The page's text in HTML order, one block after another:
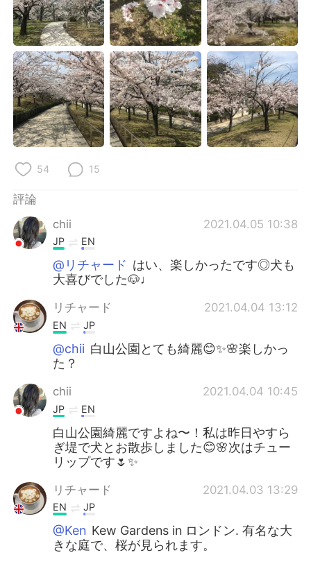
54 15
評論
chii
2021.04.05 10:38
JP EN
@リチャード はい、楽しかったです◎犬も
大喜びでした🐶♩
リチャード 2021.04.04 13:12
EN JP
@chii 白山公園とても綺麗😊✨🌸楽しかっ
た？
chii 2021.04.04 10:45
JP EN
白山公園綺麗ですよね〜！私は昨日やすら
ぎ堤で犬とお散歩しました😊🌸次はチュー
リップです🌷✨
リチャード 2021.04.03 13:29
EN JP
@Ken Kew Gardens in ロンドン. 有名な大
きな庭で、桜が見られます。